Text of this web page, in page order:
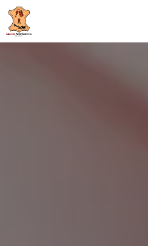
Panneau de gestion des cookies